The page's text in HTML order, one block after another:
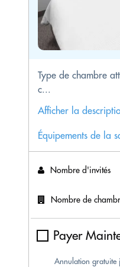
Type de chambre
c...
Afficher la
Équipements de la
Nombre d'invités
Nombre de
Payer
Annulation gratuite